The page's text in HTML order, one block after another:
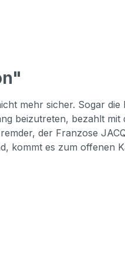
mehr sicher. Sogar die
beizutreten, bezahlt mit
der Franzose
kommt es zum offenen